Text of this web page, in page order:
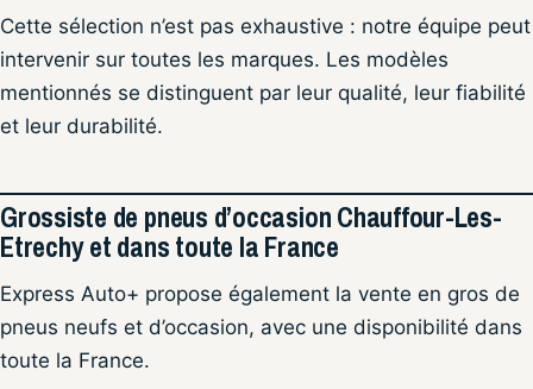
Cette sélection n’est pas exhaustive : notre équipe peut
intervenir sur toutes les marques. Les modèles
mentionnés se distinguent par leur qualité, leur fiabilité
et leur durabilité.
Grossiste de pneus d’occasion Chauffour-Les-
Etrechy et dans toute la France
Express Auto+ propose également la vente en gros de
pneus neufs et d’occasion, avec une disponibilité dans
toute la France.